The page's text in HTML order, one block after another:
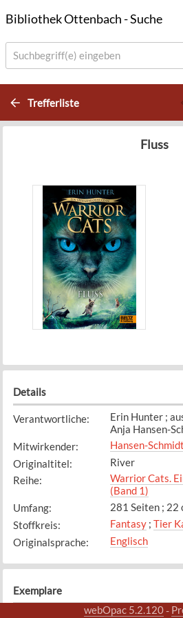
Bibliothek Ottenbach - Suche
Suchbegriff(e) eingeben
Trefferliste
Fluss
Details
Verantwortliche:
Erin Hunter ;
Anja Hansen-
Mitwirkender:
Hansen-
Originaltitel:
River
Reihe:
Warrior Cats.
(Band 1)
Umfang:
281 Seiten ; 22
Stoffkreis: Fantasy; Tier
Originalsprache: Englisch
Exemplare
webOpac 5.2.120-